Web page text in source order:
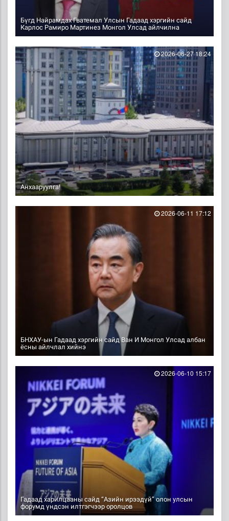
Бүгд Найрамдах Гватемал Улсын Гадаад хэргийн сайд
Карлос Рамиро Мартинез Монгол Улсад айлчилна
Анхааруулга!
2026-06-27 18:24
БНХАУ-ын Гадаад хэргийн сайд Ван И Монгол Улсад албан
ёсны айлчлал хийнэ
2026-06-11 17:12
Гадаад харилцааны сайд “Азийн ирээдүй” олон улсын
форумд үндсэн илтгэгчээр оролцов
2026-06-10 15:17